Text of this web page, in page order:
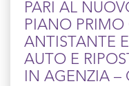
PARI AL
PIANO PRIMO
ANTISTANTE
AUTO E
IN AGENZIA –